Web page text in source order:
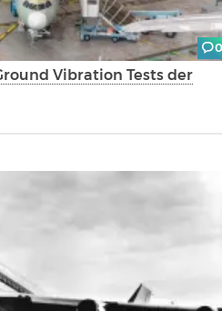
Vibration Tests der